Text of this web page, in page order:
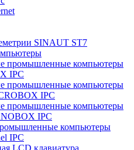
SINAUT ST7
промышленные компьютеры
IPC
промышленные компьютеры
IPC
промышленные компьютеры
IPC
компьютеры
IPC